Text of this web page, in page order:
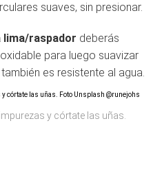
suaves, sin presionar.
lima/raspador deberás
para luego suavizar
es resistente al agua.
y córtate las uñas.